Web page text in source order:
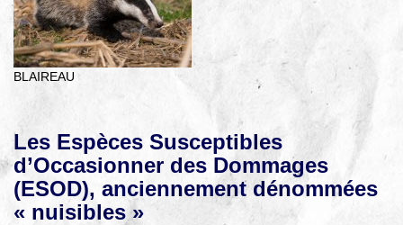
BLAIREAU
Les Espèces Susceptibles
d’Occasionner des Dommages
(ESOD), anciennement dénommées
« nuisibles »